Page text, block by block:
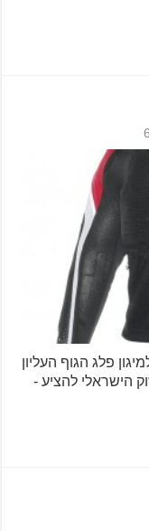
6
פלג הגוף העליון
הישראלי להציע -